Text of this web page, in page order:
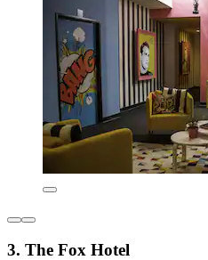
3. The Fox Hotel